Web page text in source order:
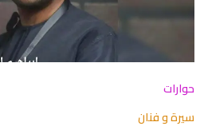
حوارات
سيرة و فنان